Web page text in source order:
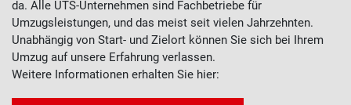
da. Alle UTS-Unternehmen sind Fachbetriebe für
Umzugsleistungen, und das meist seit vielen Jahrzehnten.
Unabhängig von Start- und Zielort können Sie sich bei Ihrem
Umzug auf unsere Erfahrung verlassen.
Weitere Informationen erhalten Sie hier: